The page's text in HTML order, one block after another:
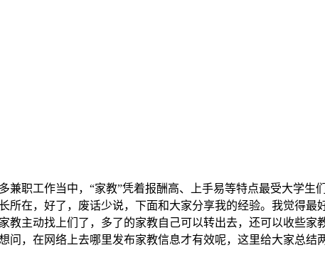
职工作当中，“家教”凭着报酬高、上手易等特点最受大学生
在，好了，废话少说，下面和大家分享我的经验。我觉得
主动找上们了，多了的家教自己可以转出去，还可以收些家
，在网络上去哪里发布家教信息才有效呢，这里给大家总